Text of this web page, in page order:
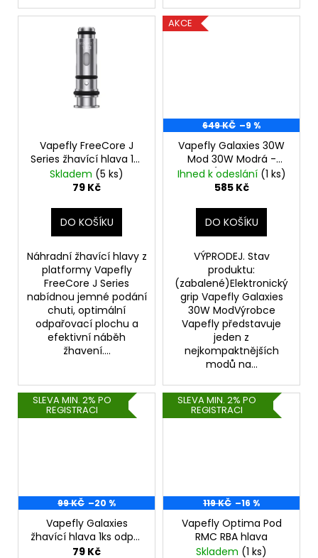
Vapefly FreeCore J
Series žhavící hlava 1ks
odpor 1,4ohm
Skladem (5 ks)
79 Kč
DO KOŠÍKU
Náhradní žhavící hlavy z
platformy Vapefly
FreeCore J Series
nabídnou jemné podání
chuti, optimální
odpařovací plochu a
efektivní náběh
žhavení....
AKCE
649 KČ –9 %
Vapefly Galaxies 30W
Mod 30W Modrá -
VÝPRODEJ.
Ihned k odeslání (1 ks)
585 Kč
DO KOŠÍKU
VÝPRODEJ. Stav
produktu:
(zabalené)Elektronický
grip Vapefly Galaxies
30W ModVýrobce
Vapefly představuje
jeden z
nejkompaktnějších
modů na...
SLEVA MIN. 2% PO
REGISTRACI
99 KČ –20 %
Vapefly Galaxies
žhavící hlava 1ks odpor
0,5ohm
79 Kč
SLEVA MIN. 2% PO
REGISTRACI
119 KČ –16 %
Vapefly Optima Pod
RMC RBA hlava
Skladem (1 ks)
DESERT
SHIP